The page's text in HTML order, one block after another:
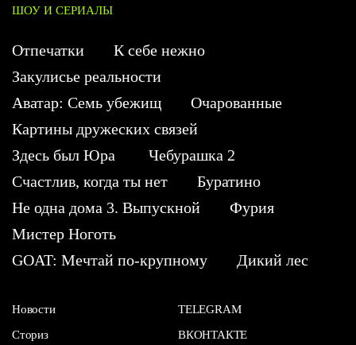
ШОУ И СЕРИАЛЫ
Отпечатки
К себе нежно
Закулисье реальности
Аватар: Семь убежищ
Очарованные
Картины дружеских связей
Здесь был Юра
Чебурашка 2
Счастлив, когда ты нет
Буратино
Не одна дома 3. Выпускной
Фурия
Мистер Ноготь
GOAT: Мечтай по-крупному
Дикий лес
Новости
Сториз
TELEGRAM
ВКОНТАКТЕ